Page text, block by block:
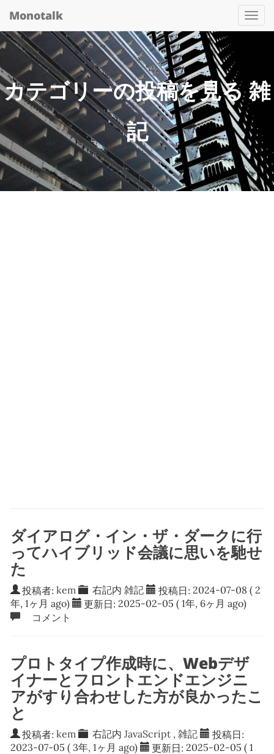
Monotalk
カテゴリーの投稿を見る 雑
記
ダイアログ・イン・ザ・ダークに行
ってハイブリッド会議に思いを馳せ
た
投稿者: kem 右記内雑記 投稿日: 2024-07-08( 2
年, 1ヶ月 ago)
更新日: 2025-02-05 ( 1年, 6ヶ月 ago)
コメント
プロトタイプ作成時に、Webデザ
イナーとフロントエンドエンジニ
アがすり合わせした方が良かったこ
と
投稿者: kem 右記内JavaScript ,雑記 投稿日:
2023-07-05 ( 3年, 1ヶ月 ago) 更新日: 2025-02-05 ( 1